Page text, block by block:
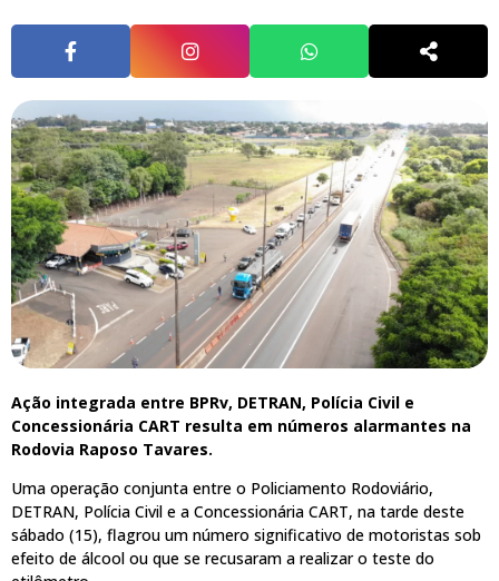
Ação integrada entre BPRv, DETRAN, Polícia Civil e
Concessionária CART resulta em números alarmantes na
Rodovia Raposo Tavares.
Uma operação conjunta entre o Policiamento Rodoviário,
DETRAN, Polícia Civil e a Concessionária CART, na tarde deste
sábado (15), flagrou um número significativo de motoristas sob
efeito de álcool ou que se recusaram a realizar o teste do